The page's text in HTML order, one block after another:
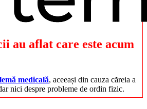
au aflat care este acum
medicală, aceeași din cauza căreia a
nici despre probleme de ordin fizic.